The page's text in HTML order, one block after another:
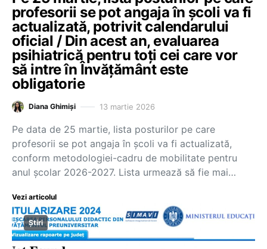
profesorii se pot angaja în școli va fi
actualizată, potrivit calendarului
oficial / Din acest an, evaluarea
psihiatrică pentru toți cei care vor
să intre în Învățământ este
obligatorie
Diana Ghimiși 13 martie 2026
Pe data de 25 martie, lista posturilor pe care
profesorii se pot angaja în școli va fi actualizată,
conform metodologiei-cadru de mobilitate pentru
anul școlar 2026-2027. Lista urmează să fie mai…
Vezi articolul
Știri